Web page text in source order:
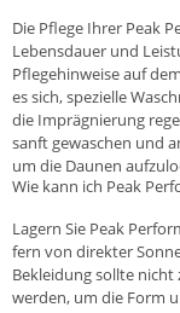
Die Pflege Ihrer Peak
Lebensdauer und
Pflegehinweise auf
es sich, spezielle
die Imprägnierung
sanft gewaschen und
um die Daunen
Wie kann ich Peak
Lagern Sie Peak
fern von direkter
Bekleidung sollte
werden, um die Form